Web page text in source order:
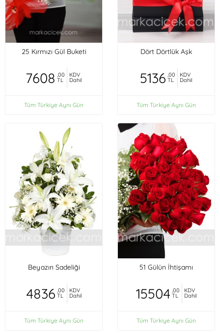
25 Kırmızı Gül Buketi
7608 ,00
TL
KDV
Dahil
Tüm Türkiye Aynı Gün
Dört Dörtlük Aşk
5136 ,00
TL
KDV
Dahil
Tüm Türkiye Aynı Gün
Beyazın Sadeliği
4836 ,00
TL
KDV
Dahil
Tüm Türkiye Aynı Gün
51 Gülün İhtişamı
15504 ,00
TL
KDV
Dahil
Tüm Türkiye Aynı Gün